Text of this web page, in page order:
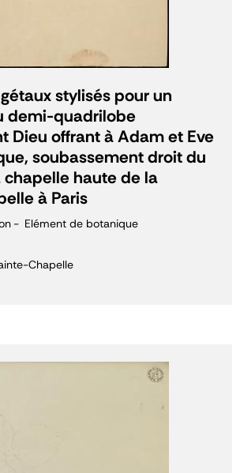
stylisés pour un
demi-quadrilobe
Dieu offrant à Adam et Eve
soubassement droit du
haute de la
à Paris
Elément de botanique
Chapelle